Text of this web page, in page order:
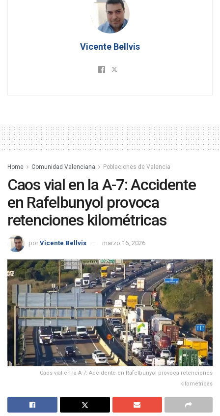
Vicente Bellvis
Home Comunidad Valenciana Poblaciones de Valencia
Caos vial en la A-7: Accidente
en Rafelbunyol provoca
retenciones kilométricas
por Vicente Bellvis marzo 16, 2026
Caos vial en la A-7: Accidente en Rafelbunyol provoca retenciones
kilométricas